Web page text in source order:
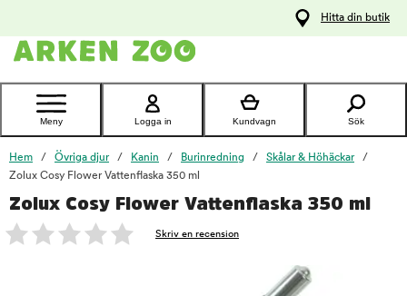
Kontakta
Hitta din butik
Meny Logga in Kundvagn Sök
Hem Övriga djur Kanin Burinredning
Skålar & Höhäckar
Zolux Cosy Flower Vattenflaska 350 ml
Zolux Cosy Flower Vattenflaska 350 ml
Skriv en recension
foo